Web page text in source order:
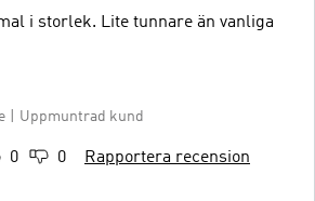
i storlek. Lite tunnare än vanliga
Uppmuntrad kund
0 0 Rapportera recension